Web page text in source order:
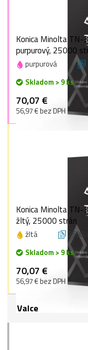
Konica Minolta TN-
purpurový, 25000
purpurová
Skladom > 9 ks
70,07 €
56,97 € bez DPH
Konica Minolta TN-
žltý, 25000 strán
žltá
Skladom > 9 ks
70,07 €
56,97 € bez DPH
Valce